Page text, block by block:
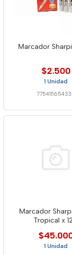
Marcador
$2.500
1 Unidad
Marcador
Tropical x
1 Unidad